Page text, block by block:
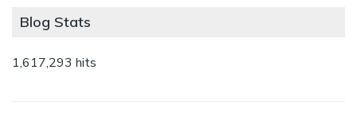
Blog Stats
1,617,293 hits